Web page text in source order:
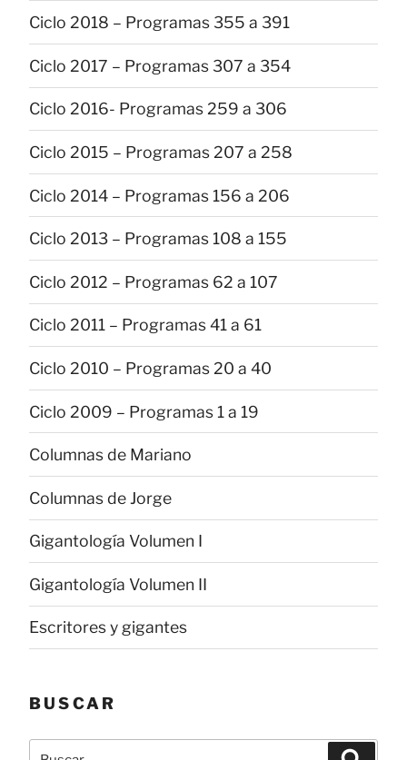
Ciclo 2018 – Programas 355 a 391
Ciclo 2017 – Programas 307 a 354
Ciclo 2016- Programas 259 a 306
Ciclo 2015 – Programas 207 a 258
Ciclo 2014 – Programas 156 a 206
Ciclo 2013 – Programas 108 a 155
Ciclo 2012 – Programas 62 a 107
Ciclo 2011 – Programas 41 a 61
Ciclo 2010 – Programas 20 a 40
Ciclo 2009 – Programas 1 a 19
Columnas de Mariano
Columnas de Jorge
Gigantología Volumen I
Gigantología Volumen II
Escritores y gigantes
BUSCAR
Buscar